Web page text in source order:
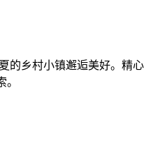
的乡村小镇邂逅美好。精心